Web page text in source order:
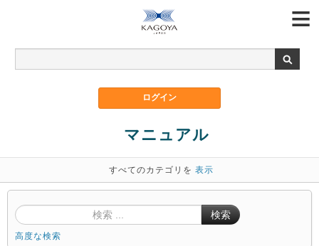
マニュアル
すべてのカテゴリを 表示
検索
高度な検索